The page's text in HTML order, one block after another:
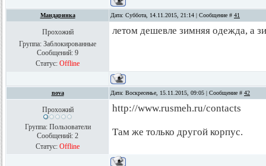
Мандаринка Дата: Суббота, 14.11.2015, 21:14 | Сообщение # 41
Прохожий
Группа: Заблокированные
Сообщений: 9
Статус: Offline
летом дешевле зимняя одежда, а
nova Дата: Воскресенье, 15.11.2015, 09:05 | Сообщение # 42
Прохожий
Группа: Пользователи
Сообщений: 2
Статус: Offline
http://www.rusmeh.ru/contacts
Там же только другой корпус.